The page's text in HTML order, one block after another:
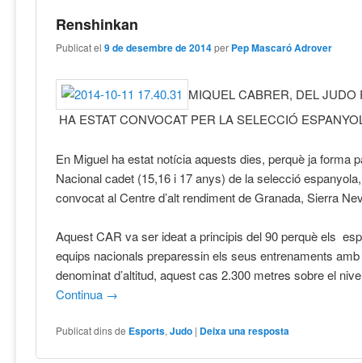
Renshinkan
Publicat el9 de desembre de 2014 per Pep Mascaró Adrover
MIQUEL CABRER, DEL JUDO
HA ESTAT CONVOCAT PER LA SELECCIÓ
En Miguel ha estat notícia aquests dies, perquè ja forma
Nacional cadet (15,16 i 17 anys) de la selecció espanyola,
convocat al Centre d’alt rendiment de Granada, Sierra
Aquest CAR va ser ideat a principis del 90 perquè els
equips nacionals preparessin els seus entrenaments
denominat d’altitud, aquest cas 2.300 metres sobre el
Continua →
Publicat dins de Esports,Judo | Deixa una resposta